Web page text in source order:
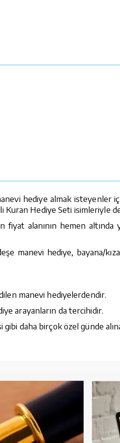
hediye almak isteyenler
Kuran Hediye Seti isimleriyle
alanının hemen altında
manevi hediye, bayana/
manevi hediyelerdendir.
arayanların da tercihidir.
daha birçok özel günde